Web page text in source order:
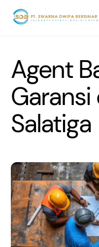
content
Agent
Garansi
Salatiga